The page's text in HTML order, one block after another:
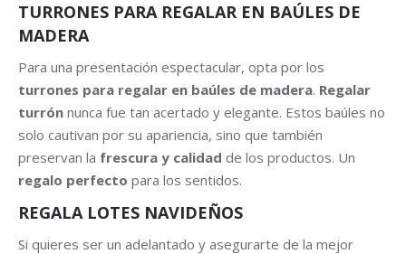
TURRONES PARA REGALAR EN BAÚLES DE
MADERA
Para una presentación espectacular, opta por los
turrones para regalar en baúles de madera. Regalar
turrón nunca fue tan acertado y elegante. Estos baúles no
solo cautivan por su apariencia, sino que también
preservan la frescura y calidad de los productos. Un
regalo perfecto para los sentidos.
REGALA LOTES NAVIDEÑOS
Si quieres ser un adelantado y asegurarte de la mejor